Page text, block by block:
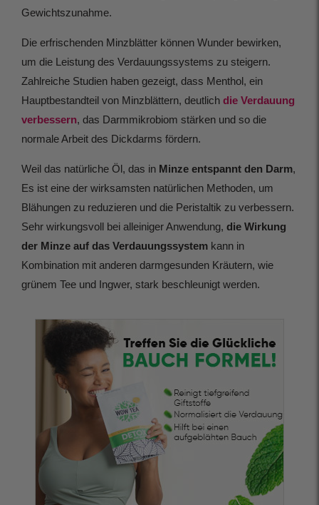
Gewichtszunahme.
Die erfrischenden Minzblätter können Wunder bewirken,
um die Leistung des Verdauungssystems zu steigern.
Zahlreiche Studien haben gezeigt, dass Menthol, ein
Hauptbestandteil von Minzblättern, deutlich die Verdauung
verbessern, das Darmmikrobiom stärken und so die
normale Arbeit des Dickdarms fördern.
Weil das natürliche Öl, das in Minze entspannt den Darm,
Es ist eine der wirksamsten natürlichen Methoden, um
Blähungen zu reduzieren und die Peristaltik zu verbessern.
Sehr wirkungsvoll bei alleiniger Anwendung, die Wirkung
der Minze auf das Verdauungssystem kann in
Kombination mit anderen darmgesunden Kräutern, wie
grünem Tee und Ingwer, stark beschleunigt werden.